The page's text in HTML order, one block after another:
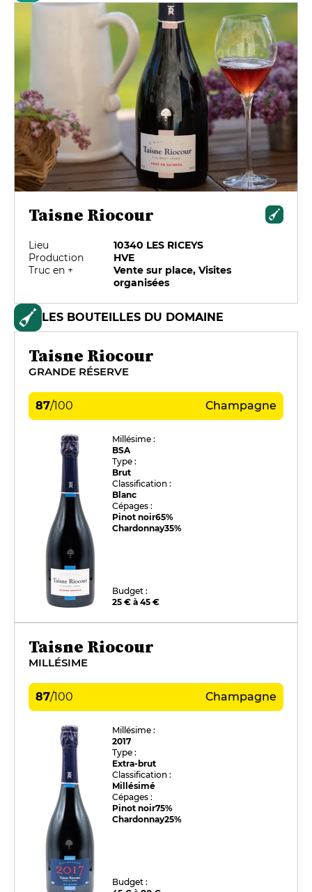
Taisne Riocour
Lieu
10340 LES RICEYS
Production
HVE
Truc en +
Vente sur place, Visites
organisées
LES BOUTEILLES DU DOMAINE
Taisne Riocour
GRANDE RÉSERVE
87/100 Champagne
Millésime :
BSA
Type :
Brut
Classification :
Blanc
Cépages :
Pinot noir65%
Chardonnay35%
Budget :
25 € à 45 €
Taisne Riocour
MILLÉSIME
87/100 Champagne
Millésime :
2017
Type :
Extra-brut
Classification :
Millésimé
Cépages :
Pinot noir75%
Chardonnay25%
Budget :